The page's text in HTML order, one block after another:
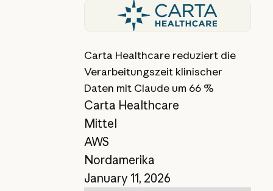
Bericht anzeigen
Carta Healthcare reduziert die
Verarbeitungszeit klinischer
Daten mit Claude um 66 %
Carta Healthcare
Mittel
AWS
Nordamerika
January 11, 2026